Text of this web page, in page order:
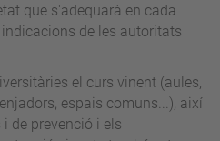
que s'adequarà en cada
de les autoritats
el curs vinent (aules,
espais comuns...), així
de prevenció i els